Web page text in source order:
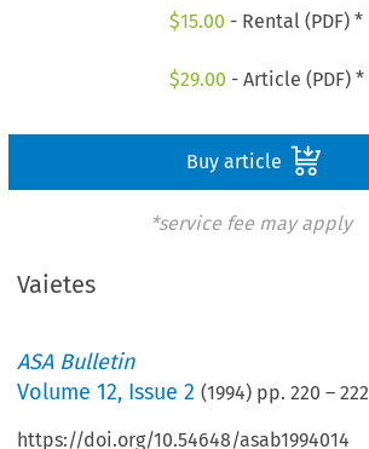
$15.00 - Rental (PDF) *
$29.00 - Article (PDF) *
Buy article
*service fee may apply
Vaietes
ASA Bulletin
Volume12, Issue 2 (1994) pp.220 –222
https://doi.org/10.54648/asab1994014